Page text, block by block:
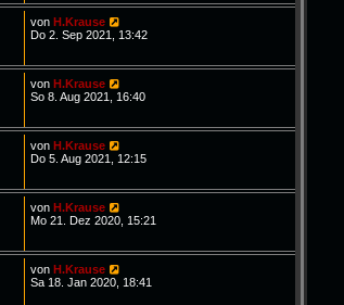
vonH.Krause
Do 2. Sep 2021, 13:42
vonH.Krause
So 8. Aug 2021, 16:40
vonH.Krause
Do 5. Aug 2021, 12:15
vonH.Krause
Mo 21. Dez 2020, 15:21
vonH.Krause
Sa 18. Jan 2020, 18:41